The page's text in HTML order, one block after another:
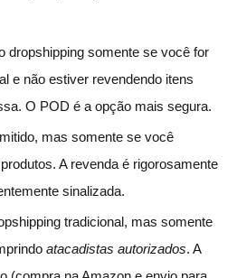
dropshipping somente se você for
e não estiver revendendo itens
O POD é a opção mais segura.
mas somente se você
A revenda é rigorosamente
sinalizada.
tradicional, mas somente
atacadistas autorizados. A